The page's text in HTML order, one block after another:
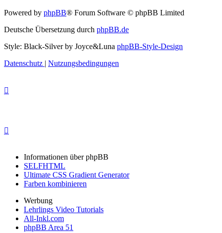
Powered by phpBB® Forum Software © phpBB Limited
Deutsche Übersetzung durch phpBB.de
Style: Black-Silver by Joyce&Luna phpBB-Style-Design
Datenschutz | Nutzungsbedingungen
Informationen über phpBB
SELFHTML
Ultimate CSS Gradient Generator
Farben kombinieren
Werbung
Lehrlings Video Tutorials
All-Inkl.com
phpBB Area 51